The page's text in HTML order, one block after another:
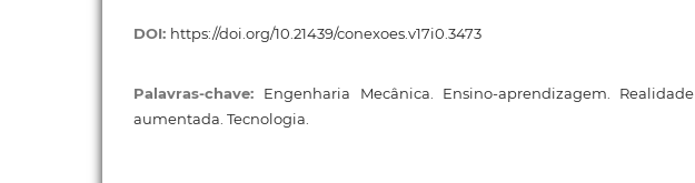
DOI: https://doi.org/10.21439/conexoes.v17i0.3473
Palavras-chave: Engenharia Mecânica. Ensino-aprendizagem. Realidade
aumentada. Tecnologia.